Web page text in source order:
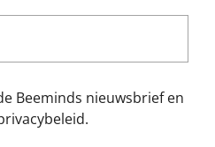
Beeminds nieuwsbrief en